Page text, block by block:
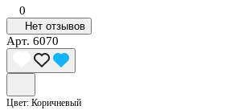
0
Нет отзывов
Арт. 6070
Цвет: Коричневый